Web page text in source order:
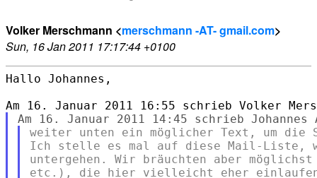
Volker Merschmann <merschmann -AT- gmail.com>
Sun, 16 Jan 2011 17:17:44 +0100
Hallo Johannes,
weiter unten ein möglicher Text, um die
Ich stelle es mal auf diese Mail-Liste,
untergehen. Wir bräuchten aber